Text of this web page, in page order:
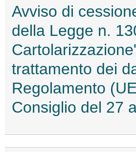
Avviso di
della Legge n.
trattamento dei
Regolamento
Consiglio del 27